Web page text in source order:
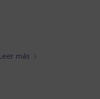
más